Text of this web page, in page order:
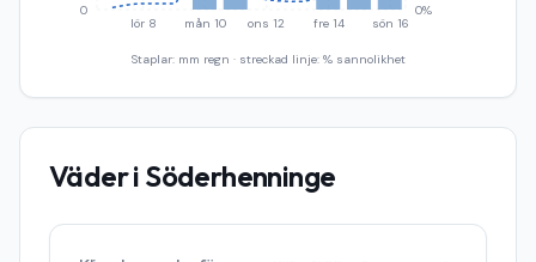
lör 8 mån 10 ons 12 fre 14 sön 16
0 0%
Staplar: mm regn · streckad linje: % sannolikhet
Väder i Söderhenninge